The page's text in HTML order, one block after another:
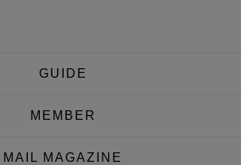
GUIDE
MEMBER
MAIL MAGAZINE